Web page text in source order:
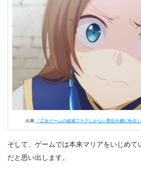
出典: 『乙女ゲームの破滅フラグしかない悪役令嬢に転生
そして、ゲームでは本来マリアをいじめて
だと思い出します。